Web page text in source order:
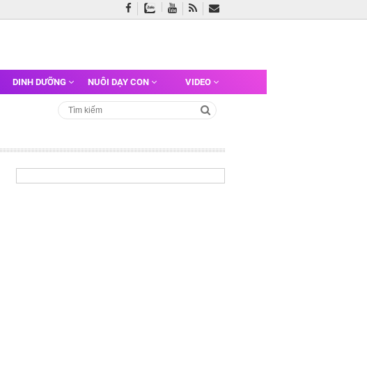
DINH DƯỠNG NUÔI DẠY CON VIDEO